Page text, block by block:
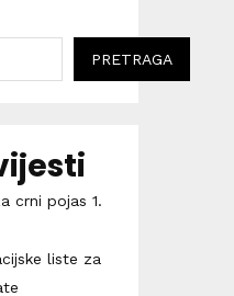
PRETRAGA
crni pojas 1.
liste za